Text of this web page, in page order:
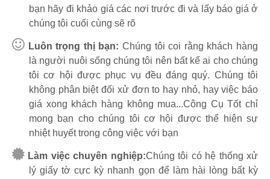
bạn hãy đi khảo giá các nơi trước đi và lấy báo giá ở
chúng tôi cuối cùng sẽ rõ
Luôn trọng thị bạn: Chúng tôi coi rằng khách hàng
là người nuôi sống chúng tôi nên bất kể ai cho chúng
tôi cơ hội được phục vụ đều đáng quý. Chúng tôi
không phân biệt đối xử đơn to hay nhỏ, hay việc báo
giá xong khách hàng không mua...Công Cụ Tốt chỉ
mong bạn cho chúng tôi cơ hội được thể hiện sự
nhiệt huyết trong công việc với bạn
Làm việc chuyên nghiệp:Chúng tôi có hệ thống xử
lý giấy tờ cực kỳ nhanh gọn để làm hài lòng bất kỳ